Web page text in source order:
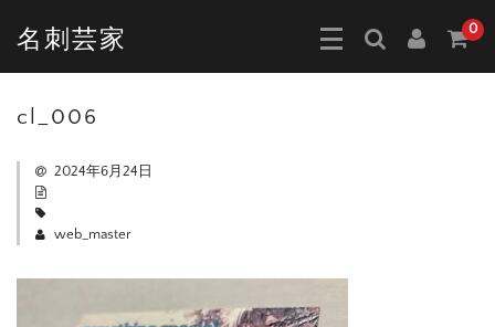
名刺芸家 0
cl_006
2024年6月24日
web_master